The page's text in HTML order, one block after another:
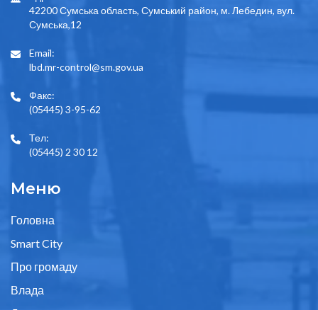
42200 Сумська область, Сумський район, м. Лебедин, вул.
Сумська,12
Email:
lbd.mr-control@sm.gov.ua
Факс:
(05445) 3-95-62
Тел:
(05445) 2 30 12
Меню
Головна
Smart City
Про громаду
Влада